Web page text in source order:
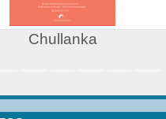
Chullanka